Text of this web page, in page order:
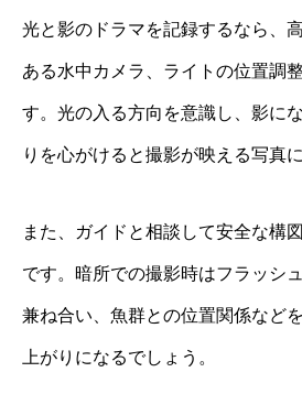
光と影のドラマを記録するなら、
ある水中カメラ、ライトの位置調
す。光の入る方向を意識し、影に
りを心がけると撮影が映える写真
また、ガイドと相談して安全な構
です。暗所での撮影時はフラッシ
兼ね合い、魚群との位置関係など
上がりになるでしょう。